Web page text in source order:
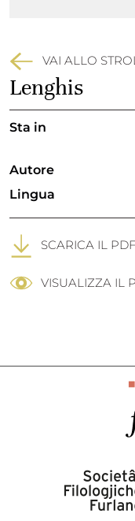
VAI ALLO
Lenghis
Sta in
Autore
Lingua
SCARICA IL PDF
VISUALIZZA IL